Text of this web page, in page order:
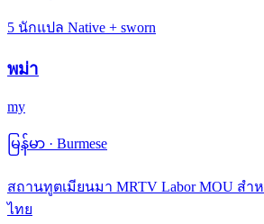
5 นักแปล Native + sworn
พม่า
my
မြန်မာ · Burmese
สถานทูตเมียนมา MRTV Labor MOU สำ
ไทย